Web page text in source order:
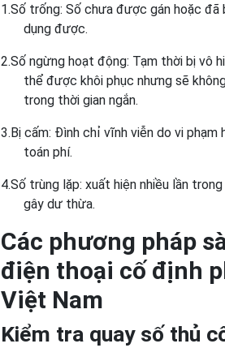
1.Số trống: Số chưa được gán hoặc đã
dụng được.
2.Số ngừng hoạt động: Tạm thời bị vô
thể được khôi phục nhưng sẽ
trong thời gian ngắn.
3.Bị cấm: Đình chỉ vĩnh viễn do vi phạm
toán phí.
4.Số trùng lặp: xuất hiện nhiều lần
gây dư thừa.
Các phương pháp
điện thoại cố định
Việt Nam
Kiểm tra quay số thủ